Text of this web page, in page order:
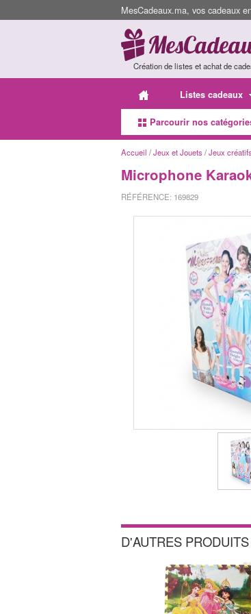
MesCadeaux.ma, vos cadeaux
Création de listes et achat de
Listes cadeaux
Parcourir nos
Accueil /Jeux et Jouets /Jeux
Microphone
RÉFÉRENCE: 169829
D'AUTRES